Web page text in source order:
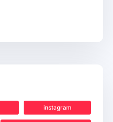
instagram